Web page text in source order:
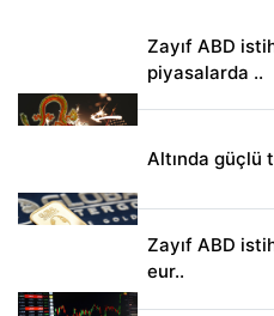
Zayıf ABD
piyasalarda ..
Altında güçlü
Zayıf ABD
eur..